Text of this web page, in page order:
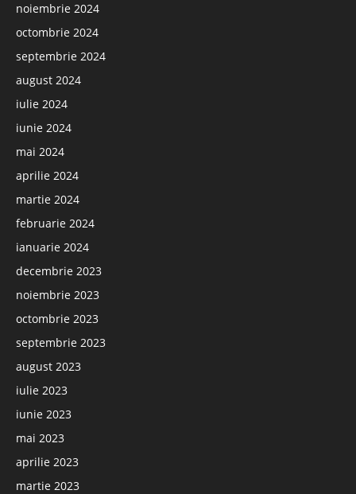
noiembrie 2024
octombrie 2024
septembrie 2024
august 2024
iulie 2024
iunie 2024
mai 2024
aprilie 2024
martie 2024
februarie 2024
ianuarie 2024
decembrie 2023
noiembrie 2023
octombrie 2023
septembrie 2023
august 2023
iulie 2023
iunie 2023
mai 2023
aprilie 2023
martie 2023